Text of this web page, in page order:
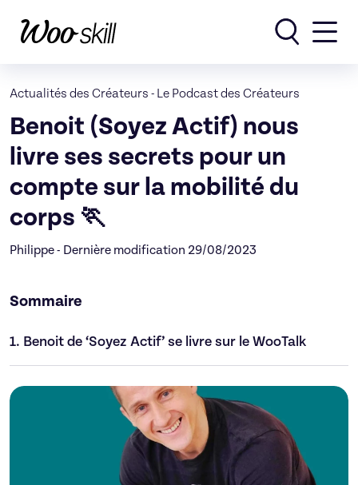
Actualités des Créateurs - Le Podcast des Créateurs
Benoit (Soyez Actif) nous
livre ses secrets pour un
compte sur la mobilité du
corps 🏃
Philippe - Dernière modification 29/08/2023
Sommaire
1. Benoit de ‘Soyez Actif’ se livre sur le WooTalk